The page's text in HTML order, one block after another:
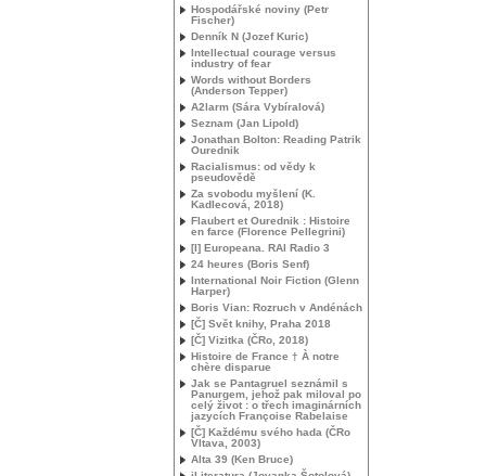
Hospodářské noviny (Petr
Fischer)
Denník N (Jozef Kuric)
Intellectual courage versus
industry of fear
Words without Borders
(Anderson Tepper)
A2larm (Sára Vybíralová)
Seznam (Jan Lipold)
Jonathan Bolton: Reading Patrik
Ourednik
Racialismus: od vědy k
pseudovědě
Za svobodu myšlení (K.
Kadlecová, 2018)
Flaubert et Ourednik : Histoire
en farce (Florence Pellegrini)
[I] Europeana. RAI Radio 3
24 heures (Boris Senf)
International Noir Fiction (Glenn
Harper)
Boris Vian: Rozruch v Andénách
[Č] Svět knihy, Praha 2018
[Č] Vizitka (ČRo, 2018)
Histoire de France † À notre
chère disparue
Jak se Pantagruel seznámil s
Panurgem, jehož pak miloval po
celý život : o třech imaginárních
jazycích Françoise Rabelaise
[Č] Každému svého hada (ČRo
Vltava, 2003)
Alta 39 (Ken Bruce)